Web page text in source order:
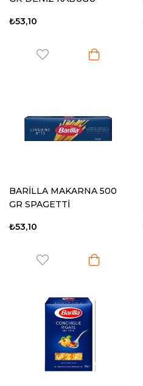
₺53,10
BARİLLA MAKARNA 500
GR SPAGETTİ
₺53,10